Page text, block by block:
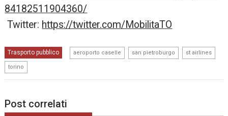
84182511904360/
Twitter: https://twitter.com/MobilitaTO
Trasporto pubblico aeroporto caselle san pietroburgo st airlines
torino
Post correlati